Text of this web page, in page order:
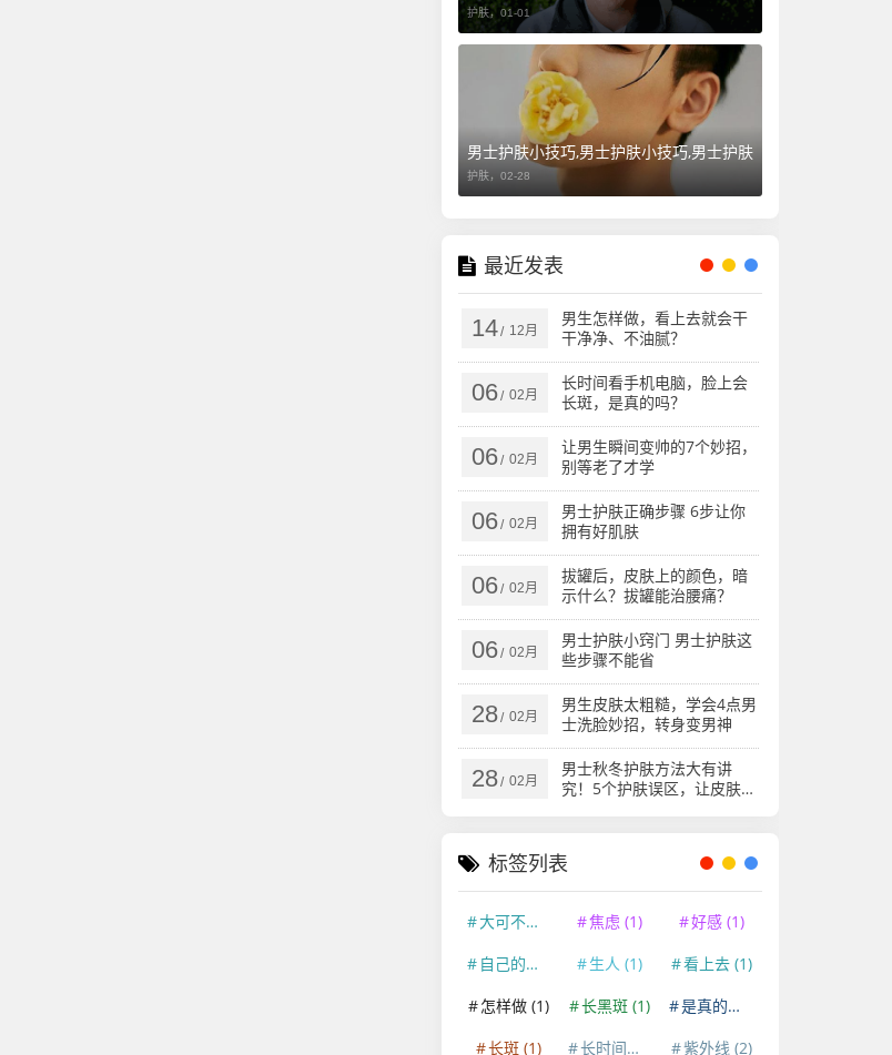
护肤， 01-01
男士护肤小技巧,男士护肤小技巧,男士护肤
护肤， 02-28
最近发表
14/ 12月
男生怎样做，看上去就会干
干净净、不油腻？
06/ 02月
长时间看手机电脑，脸上会
长斑，是真的吗？
06/ 02月
让男生瞬间变帅的7个妙招，
别等老了才学
06/ 02月
男士护肤正确步骤 6步让你
拥有好肌肤
06/ 02月
拔罐后，皮肤上的颜色，暗
示什么？拔罐能治腰痛？
06/ 02月
男士护肤小窍门 男士护肤这
些步骤不能省
28/ 02月
男生皮肤太粗糙，学会4点男
士洗脸妙招，转身变男神
28/ 02月
男士秋冬护肤方法大有讲
究！5个护肤误区，让皮肤越
标签列表
大可不必 焦虑 (1) 好感(1)
自己的外貌
(1) 生人 (1) 看上去(1)
怎样做 (1) 长黑斑 (1) 是真的吗
长斑 (1) 长时间看手机 (1)紫外线 (2)